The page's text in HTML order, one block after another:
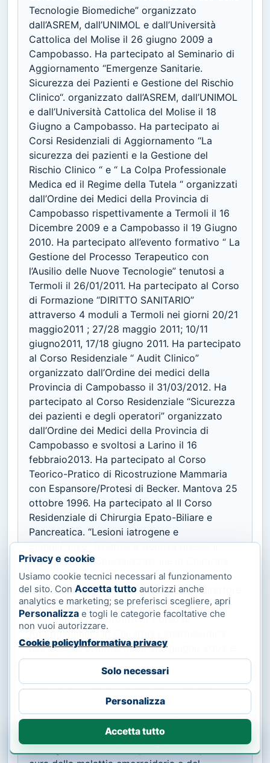
Prenota ora
Visita Proctologica
Privacy e cookie
Usiamo cookie tecnici necessari al funzionamento
del sito. Con Accetta tutto autorizzi anche
analytics e marketing; se preferisci scegliere, apri
Personalizza e togli le categorie facoltative che
non vuoi autorizzare.
Cookie policyInformativa privacy
Solo necessari
Personalizza
Accetta tutto